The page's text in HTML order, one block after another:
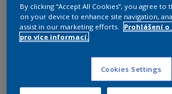
Najít výrobek v
By clicking “Accept All Cookies”, you agree
on your device to enhance site navigation,
assist in our marketing efforts.
Prohlášení
pro více informací.
Cookies Settings